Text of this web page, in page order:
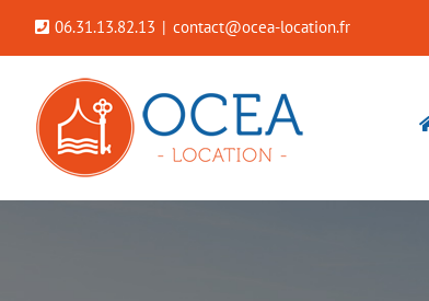
Passer
au
contenu
06.31.13.82.13 | contact@ocea-location.fr